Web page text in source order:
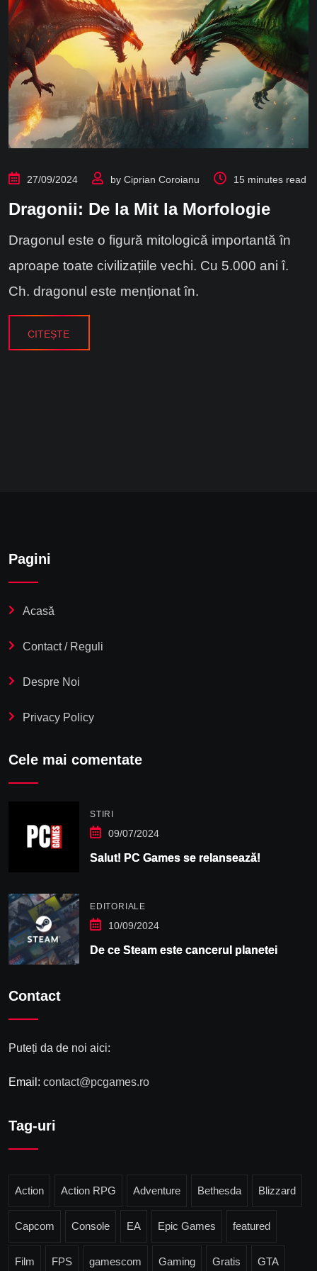
27/09/2024 by Ciprian Coroianu 15 minutes read
Dragonii: De la Mit la Morfologie
Dragonul este o figură mitologică importantă în
aproape toate civilizațiile vechi. Cu 5.000 ani î.
Ch. dragonul este menționat în.
CITEȘTE
Pagini
Acasă
Contact / Reguli
Despre Noi
Privacy Policy
Cele mai comentate
STIRI
09/07/2024
Salut! PC Games se relansează!
EDITORIALE
10/09/2024
De ce Steam este cancerul planetei
Contact
Puteți da de noi aici:
Email: contact@pcgames.ro
Tag-uri
Action Action RPG Adventure Bethesda Blizzard
Capcom Console EA Epic Games featured
Film FPS gamescom Gaming Gratis GTA